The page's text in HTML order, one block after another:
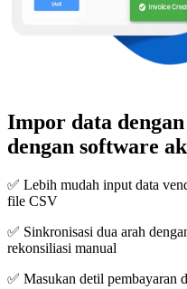
Impor data
dengan software
✅ Lebih mudah input data
file CSV
✅ Sinkronisasi dua arah
rekonsiliasi manual
✅ Masukan detil pembayaran